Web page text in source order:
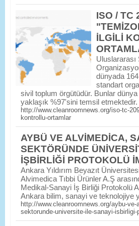
ISO / TC
İLGİLİ
Uluslararası
dünyada
standart
sivil toplum örgütüdür. Bunlar
yaklaşık %97'sini temsil etmektedir.
http://www.cleanroomnews.org/iso-tc-
kontrollu-ortamlar
AYBÜ VE ALVİMEDİCA,
SEKTÖRÜNDE
İŞBİRLİĞİ PROTOKOLÜ
Ankara Yıldırım Beyazıt
Alvimedica Tıbbi Ürünler A.Ş
Medikal-Sanayi İş Birliği Protokolü
Ankara bilim, sanayi ve teknolojiye
http://www.cleanroomnews.org/aybu-
sektorunde-universite-ile-sanayi-isbirligi-